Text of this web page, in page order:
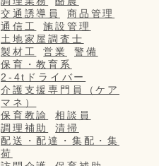
交通誘導員
商品管理
通信工
施設管理
土地家屋調査士
製材工
営業
警備
保育・教育系
2-4tドライバー
介護支援専門員（ケア
マネ）
保育教諭
相談員
調理補助
清掃
配送・配達・集配・集
荷